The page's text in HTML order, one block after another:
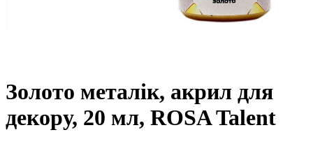
Золото металік, акрил для
декору, 20 мл, ROSA Talent